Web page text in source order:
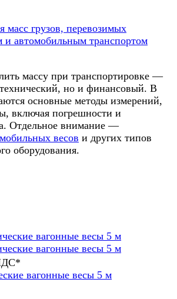
масс грузов, перевозимых
и автомобильным транспортом
массу при транспортировке —
но и финансовый. В
основные методы измерений,
включая погрешности и
Отдельное внимание —
весов и других типов
оборудования.
вагонные весы 5 м